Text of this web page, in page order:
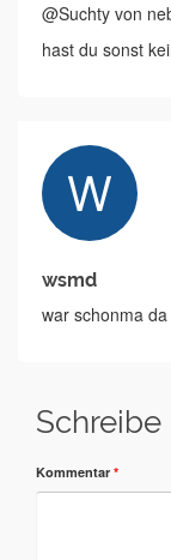
@Suchty von
hast du sonst
wsmd
war schonma da
Kommentar *